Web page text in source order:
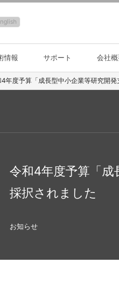
情報 サポート 会社
4年度予算「成長型中小企業等研究開
令和4年度予算「
採択されました
お知らせ